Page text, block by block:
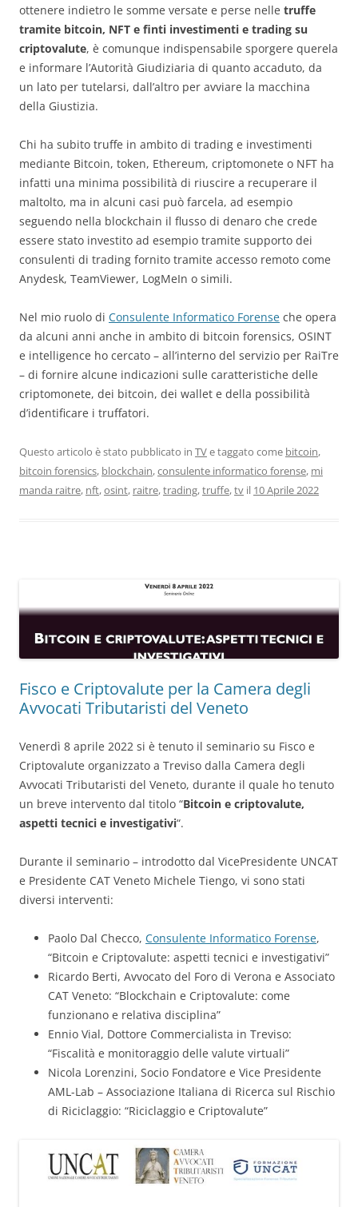
ottenere indietro le somme versate e perse nelle truffe
tramite bitcoin, NFT e finti investimenti e trading su
criptovalute, è comunque indispensabile sporgere querela
e informare l’Autorità Giudiziaria di quanto accaduto, da
un lato per tutelarsi, dall’altro per avviare la macchina
della Giustizia.
Chi ha subito truffe in ambito di trading e investimenti
mediante Bitcoin, token, Ethereum, criptomonete o NFT ha
infatti una minima possibilità di riuscire a recuperare il
maltolto, ma in alcuni casi può farcela, ad esempio
seguendo nella blockchain il flusso di denaro che crede
essere stato investito ad esempio tramite supporto dei
consulenti di trading fornito tramite accesso remoto come
Anydesk, TeamViewer, LogMeIn o simili.
Nel mio ruolo di Consulente Informatico Forense che opera
da alcuni anni anche in ambito di bitcoin forensics, OSINT
e intelligence ho cercato – all’interno del servizio per RaiTre
– di fornire alcune indicazioni sulle caratteristiche delle
criptomonete, dei bitcoin, dei wallet e della possibilità
d’identificare i truffatori.
Questo articolo è stato pubblicato in TVe taggato come bitcoin,
bitcoin forensics, blockchain,consulente informatico forense, mi
manda raitre, nft,osint, raitre,trading,truffe,tv il 10 Aprile 2022
Fisco e Criptovalute per la Camera degli
Avvocati Tributaristi del Veneto
Venerdì 8 aprile 2022 si è tenuto il seminario su Fisco e
Criptovalute organizzato a Treviso dalla Camera degli
Avvocati Tributaristi del Veneto, durante il quale ho tenuto
un breve intervento dal titolo “Bitcoin e criptovalute,
aspetti tecnici e investigativi“.
Durante il seminario – introdotto dal VicePresidente UNCAT
e Presidente CAT Veneto Michele Tiengo, vi sono stati
diversi interventi:
Paolo Dal Checco, Consulente Informatico Forense,
“Bitcoin e Criptovalute: aspetti tecnici e investigativi”
Ricardo Berti, Avvocato del Foro di Verona e Associato
CAT Veneto: “Blockchain e Criptovalute: come
funzionano e relativa disciplina”
Ennio Vial, Dottore Commercialista in Treviso:
“Fiscalità e monitoraggio delle valute virtuali”
Nicola Lorenzini, Socio Fondatore e Vice Presidente
AML-Lab – Associazione Italiana di Ricerca sul Rischio
di Riciclaggio: “Riciclaggio e Criptovalute”